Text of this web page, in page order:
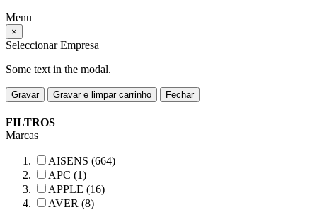
Menu
×
Seleccionar Empresa
Some text in the modal.
Gravar Gravar e limpar carrinho Fechar
FILTROS
Marcas
AISENS (664)
APC (1)
APPLE (16)
AVER (8)